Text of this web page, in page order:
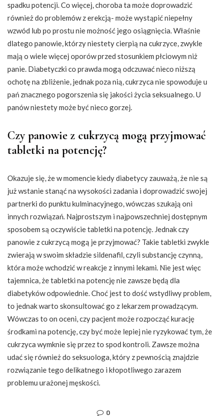
spadku potencji. Co więcej, choroba ta może doprowadzić
również do problemów z erekcją- może wystąpić niepełny
wzwód lub po prostu nie możność jego osiągnięcia. Właśnie
dlatego panowie, którzy niestety cierpią na cukrzyce, zwykle
mają o wiele więcej oporów przed stosunkiem płciowym niż
panie. Diabetyczki co prawda mogą odczuwać nieco niższą
ochotę na zbliżenie, jednak poza nią, cukrzyca nie spowoduje u
pań znacznego pogorszenia się jakości życia seksualnego. U
panów niestety może być nieco gorzej.
Czy panowie z cukrzycą mogą przyjmować
tabletki na potencję?
Okazuje się, że w momencie kiedy diabetycy zauważą, że nie są
już wstanie stanąć na wysokości zadania i doprowadzić swojej
partnerki do punktu kulminacyjnego, wówczas szukają oni
innych rozwiązań. Najprostszym i najpowszechniej dostępnym
sposobem są oczywiście tabletki na potencję. Jednak czy
panowie z cukrzycą mogą je przyjmować? Takie tabletki zwykle
zwierają w swoim składzie sildenafil, czyli substancję czynną,
która może wchodzić w reakcje z innymi lekami. Nie jest więc
tajemnica, że tabletki na potencję nie zawsze będą dla
diabetyków odpowiednie. Choć jest to dość wstydliwy problem,
to jednak warto skonsultować go z lekarzem prowadzącym.
Wówczas to on oceni, czy pacjent może rozpocząć kurację
środkami na potencję, czy być może lepiej nie ryzykować tym, że
cukrzyca wymknie się przez to spod kontroli. Zawsze można
udać się również do seksuologa, który z pewnością znajdzie
rozwiązanie tego delikatnego i kłopotliwego zarazem
problemu urażonej męskości.
0